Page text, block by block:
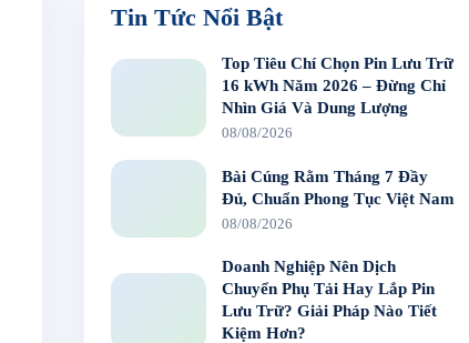
Tin Tức Nổi Bật
Top Tiêu Chí Chọn Pin Lưu Trữ
16 kWh Năm 2026 – Đừng Chỉ
Nhìn Giá Và Dung Lượng
08/08/2026
Bài Cúng Rằm Tháng 7 Đầy
Đủ, Chuẩn Phong Tục Việt Nam
08/08/2026
Doanh Nghiệp Nên Dịch
Chuyển Phụ Tải Hay Lắp Pin
Lưu Trữ? Giải Pháp Nào Tiết
Kiệm Hơn?